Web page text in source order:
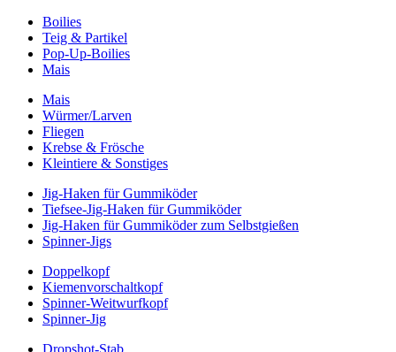
Boilies
Teig & Partikel
Pop-Up-Boilies
Mais
Mais
Würmer/Larven
Fliegen
Krebse & Frösche
Kleintiere & Sonstiges
Jig-Haken für Gummiköder
Tiefsee-Jig-Haken für Gummiköder
Jig-Haken für Gummiköder zum Selbstgießen
Spinner-Jigs
Doppelkopf
Kiemenvorschaltkopf
Spinner-Weitwurfkopf
Spinner-Jig
Dropshot-Stab